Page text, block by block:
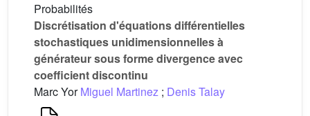
Probabilités
Discrétisation d'équations différentielles
stochastiques unidimensionnelles à
générateur sous forme divergence avec
coefficient discontinu
Marc YorMiguel Martinez ; Denis Talay